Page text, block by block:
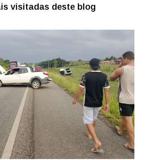
visitadas deste blog